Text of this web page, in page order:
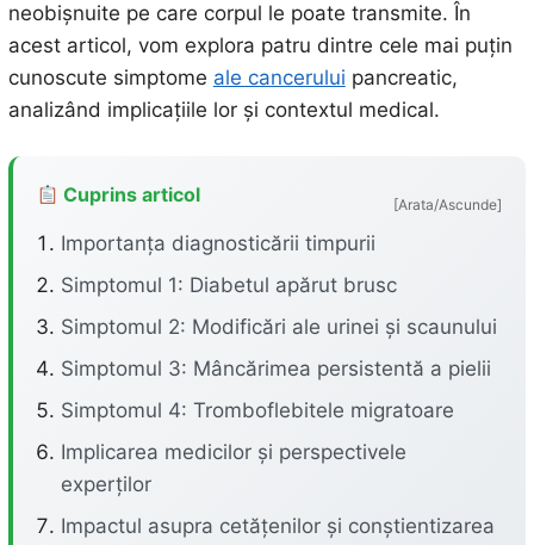
neobișnuite pe care corpul le poate transmite. În
acest articol, vom explora patru dintre cele mai puțin
cunoscute simptome ale cancerului pancreatic,
analizând implicațiile lor și contextul medical.
Cuprins articol [Arata/Ascunde]
Importanța diagnosticării timpurii
Simptomul 1: Diabetul apărut brusc
Simptomul 2: Modificări ale urinei și scaunului
Simptomul 3: Mâncărimea persistentă a pielii
Simptomul 4: Tromboflebitele migratoare
Implicarea medicilor și perspectivele
experților
Impactul asupra cetățenilor și conștientizarea